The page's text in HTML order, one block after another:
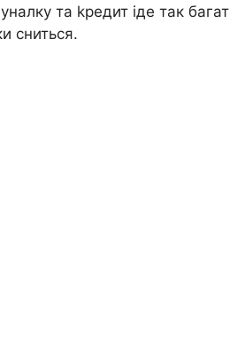
та kредит іде так
сниться.